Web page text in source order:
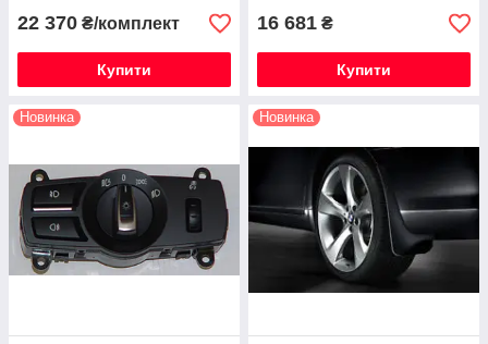
22 370 ₴/комплект
Купити
16 681 ₴
Купити
Новинка Новинка